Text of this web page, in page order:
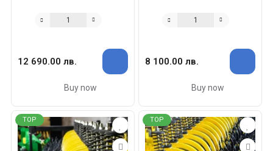
12 690.00 лв.
Buy now
8 100.00 лв.
Buy now
TOP TOP